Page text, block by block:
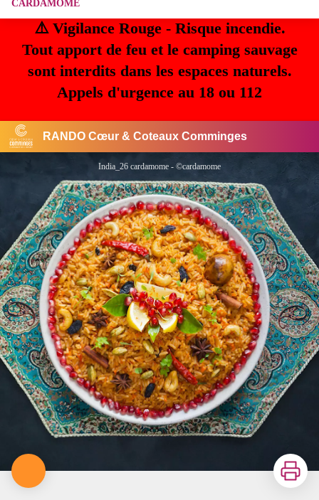
⚠️ Vigilance Rouge - Risque incendie.
Tout apport de feu et le camping sauvage
sont interdits dans les espaces naturels.
Appels d'urgence au 18 ou 112
RANDO Cœur & Coteaux Comminges
CARDAMOME
India_26 cardamome - ©cardamome
Imprimer